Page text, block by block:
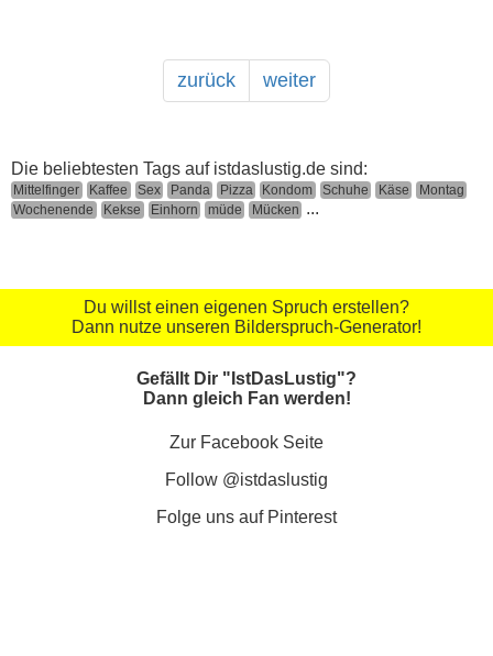
zurück weiter
Die beliebtesten Tags auf istdaslustig.de sind:
Mittelfinger Kaffee Sex Panda Pizza Kondom Schuhe Käse
Montag
Wochenende
Kekse Einhorn müde Mücken ...
Du willst einen eigenen Spruch erstellen?
Dann nutze unseren Bilderspruch-Generator!
Gefällt Dir "IstDasLustig"?
Dann gleich Fan werden!
Zur Facebook Seite
Follow @istdaslustig
Folge uns auf Pinterest